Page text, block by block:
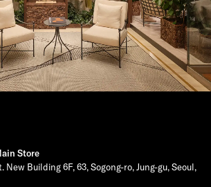
Store
New Building 6F, 63, Sogong-ro, Jung-gu, Seoul,